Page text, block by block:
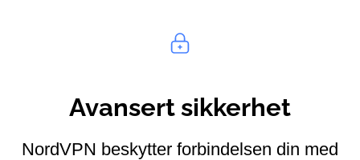
Avansert sikkerhet
NordVPN beskytter forbindelsen din med